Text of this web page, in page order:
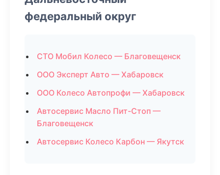
федеральный округ
СТО Мобил Колесо — Благовещенск
ООО Эксперт Авто — Хабаровск
ООО Колесо Автопрофи — Хабаровск
Автосервис Масло Пит-Стоп —
Благовещенск
Автосервис Колесо Карбон — Якутск